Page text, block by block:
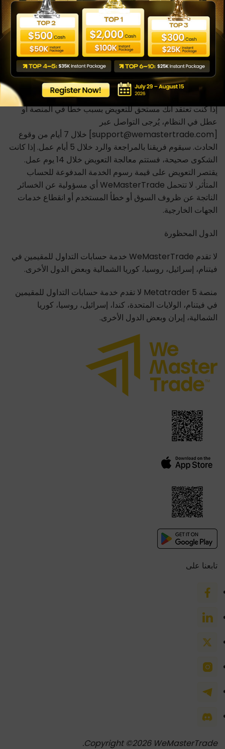
Wecopy Fintech LTD (Company Number: 14905703),
71-75 Shelton Street, Covent Garden, London, United
Kingdom, WC2H 9JQ، بصفتها Payment Agent نيابةً عن
WeMasterTrade، مع تحديد الكيان المعمول به بناءً على موقع
المستخدم وطريقة الدفع المختارة.
عملية حل الشكاوى
إذا كنت تعتقد أنك مستحق للتعويض بسبب خطأ في المنصة أو
عطل في النظام، يُرجى التواصل عبر
[support@wemastertrade.com] خلال 7 أيام من وقوع
الحادث. سيقوم فريقنا بالمراجعة والرد خلال 5 أيام عمل. إذا كانت
الشكوى صحيحة، فستتم معالجة التعويض خلال 14 يوم عمل.
يقتصر التعويض على قيمة رسوم الخدمة المدفوعة للحساب
المتأثر. لا تتحمل WeMasterTrade أي مسؤولية عن الخسائر
الناتجة عن ظروف السوق أو خطأ المستخدم أو انقطاع خدمات
الجهات الخارجية.
الدول المحظورة
لا تقدم WeMasterTrade خدمة حسابات التداول للمقيمين في
فيتنام، إسرائيل، روسيا، كوريا الشمالية وبعض الدول الأخرى.
منصة Metatrader 5 لا تقدم خدمة حسابات التداول للمقيمين
في فيتنام، الولايات المتحدة، كندا، إسرائيل، روسيا، كوريا
الشمالية، إيران وبعض الدول الأخرى.
تابعنا على
Copyright ©2026 WeMasterTrade.